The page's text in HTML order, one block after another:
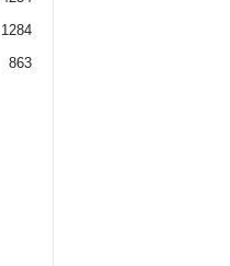
1284
863